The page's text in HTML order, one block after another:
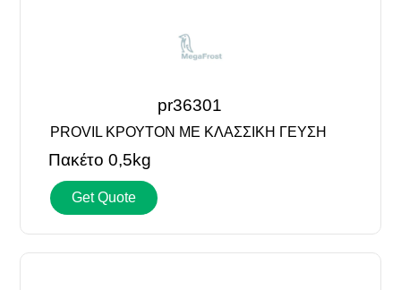
pr36301
PROVIL ΚΡΟΥΤΟΝ ΜΕ ΚΛΑΣΣΙΚΗ ΓΕΥΣΗ
Πακέτο 0,5kg
Get Quote